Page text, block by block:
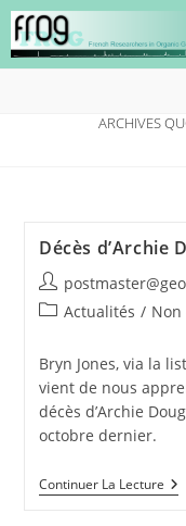
ARCHIVES
Décès d’Archie
Actualités / Non
Bryn Jones, via la
vient de nous
décès d’Archie
octobre dernier.
Continuer La Lecture